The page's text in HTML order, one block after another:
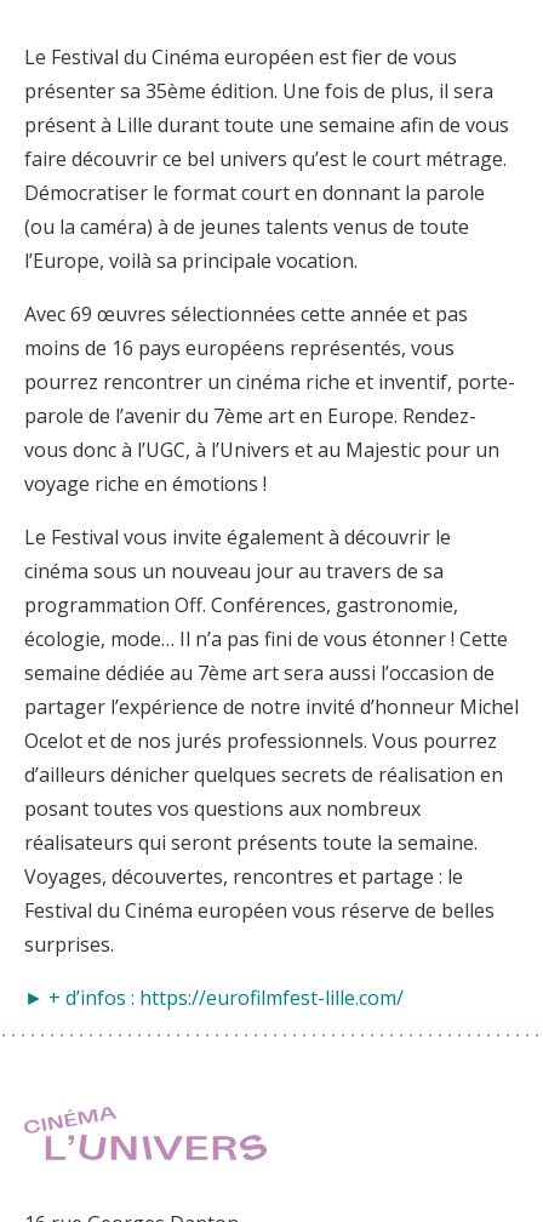
Le Festival du Cinéma européen est fier de vous
présenter sa 35ème édition. Une fois de plus, il sera
présent à Lille durant toute une semaine afin de vous
faire découvrir ce bel univers qu’est le court métrage.
Démocratiser le format court en donnant la parole
(ou la caméra) à de jeunes talents venus de toute
l’Europe, voilà sa principale vocation.
Avec 69 œuvres sélectionnées cette année et pas
moins de 16 pays européens représentés, vous
pourrez rencontrer un cinéma riche et inventif, porte-
parole de l’avenir du 7ème art en Europe. Rendez-
vous donc à l’UGC, à l’Univers et au Majestic pour un
voyage riche en émotions !
Le Festival vous invite également à découvrir le
cinéma sous un nouveau jour au travers de sa
programmation Off. Conférences, gastronomie,
écologie, mode… Il n’a pas fini de vous étonner ! Cette
semaine dédiée au 7ème art sera aussi l’occasion de
partager l’expérience de notre invité d’honneur Michel
Ocelot et de nos jurés professionnels. Vous pourrez
d’ailleurs dénicher quelques secrets de réalisation en
posant toutes vos questions aux nombreux
réalisateurs qui seront présents toute la semaine.
Voyages, découvertes, rencontres et partage : le
Festival du Cinéma européen vous réserve de belles
surprises.
► + d’infos : https://eurofilmfest-lille.com/